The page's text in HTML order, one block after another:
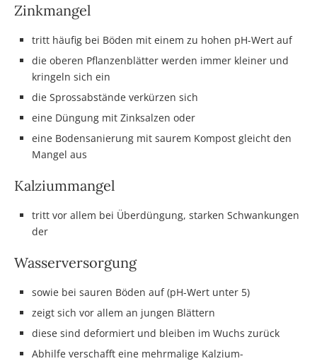
Zinkmangel
tritt häufig bei Böden mit einem zu hohen pH-Wert auf
die oberen Pflanzenblätter werden immer kleiner und
kringeln sich ein
die Sprossabstände verkürzen sich
eine Düngung mit Zinksalzen oder
eine Bodensanierung mit saurem Kompost gleicht den
Mangel aus
Kalziummangel
tritt vor allem bei Überdüngung, starken Schwankungen
der
Wasserversorgung
sowie bei sauren Böden auf (pH-Wert unter 5)
zeigt sich vor allem an jungen Blättern
diese sind deformiert und bleiben im Wuchs zurück
Abhilfe verschafft eine mehrmalige Kalzium-